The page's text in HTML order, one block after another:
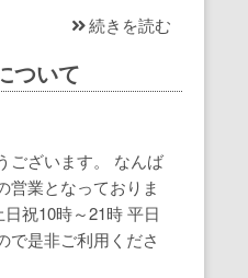
続きを読む
ついて
ございます。 なんば
営業となっておりま
祝10時～21時 平日
で是非ご利用くださ